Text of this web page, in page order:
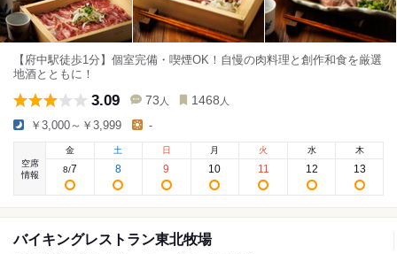
【府中駅徒歩1分】個室完備・喫煙OK！自慢の肉料理と創作和食を厳選
地酒とともに！
3.09 73 人 1468 人
￥3,000～￥3,999 -
空席
情報
金
8/7
土
8
日
9
月
10
火
11
水
12
木
13
バイキングレストラン東北牧場